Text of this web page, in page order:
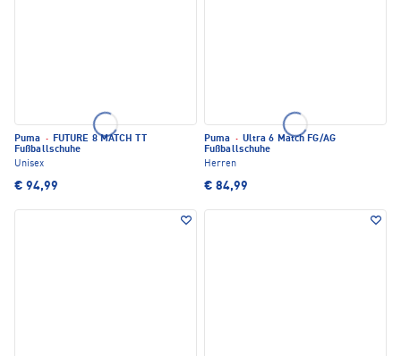
Puma · FUTURE 8 MATCH TT
Fußballschuhe
Unisex
€ 94,99
Puma · Ultra 6 Match FG/AG
Fußballschuhe
Herren
€ 84,99